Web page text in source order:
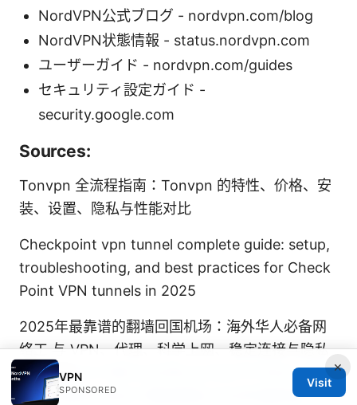
NordVPN公式ブログ - nordvpn.com/blog
NordVPN状態情報 - status.nordvpn.com
ユーザーガイド - nordvpn.com/guides
セキュリティ設定ガイド -
security.google.com
Sources:
Tonvpn 全流程指南：Tonvpn 的特性、价格、安
装、设置、隐私与性能对比
Checkpoint vpn tunnel complete guide: setup,
troubleshooting, and best practices for Check
Point VPN tunnels in 2025
2025年最靠谱的翻墙回国机场：海外华人必备网
络工 与 VPN、代理、科学上网、稳定连接与隐私
保护指南Pcで使える日本vpnのおすすめは？選び
方から設定方法まで徹底解説 2026年最新版
×
VPN
SPONSORED
Visit